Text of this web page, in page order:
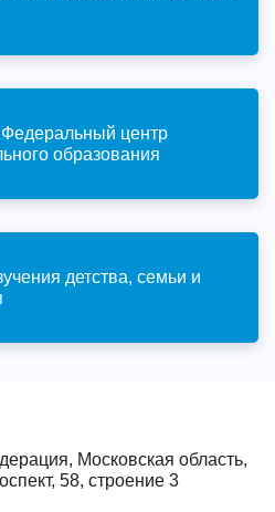
центр
образования
детства, семьи и
Московская область,
58, строение 3